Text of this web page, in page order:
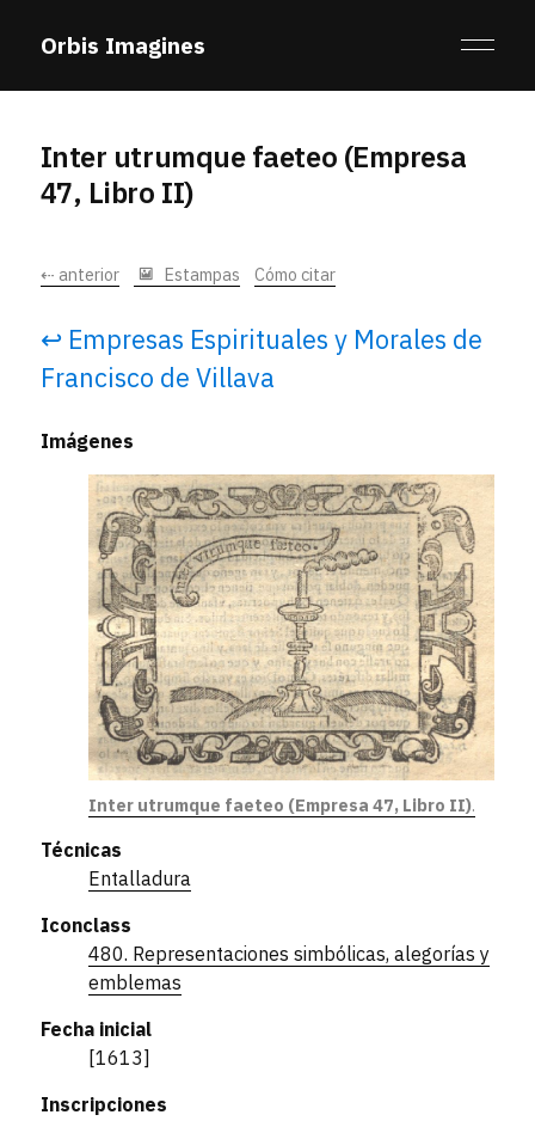
Orbis Imagines
Inter utrumque faeteo (Empresa
47, Libro II)
⇠ anterior Estampas Cómo citar
↩ Empresas Espirituales y Morales de
Francisco de Villava
Imágenes
Inter utrumque faeteo (Empresa 47, Libro II).
Técnicas
Entalladura
Iconclass
480. Representaciones simbólicas, alegorías y
emblemas
Fecha inicial
[1613]
Inscripciones